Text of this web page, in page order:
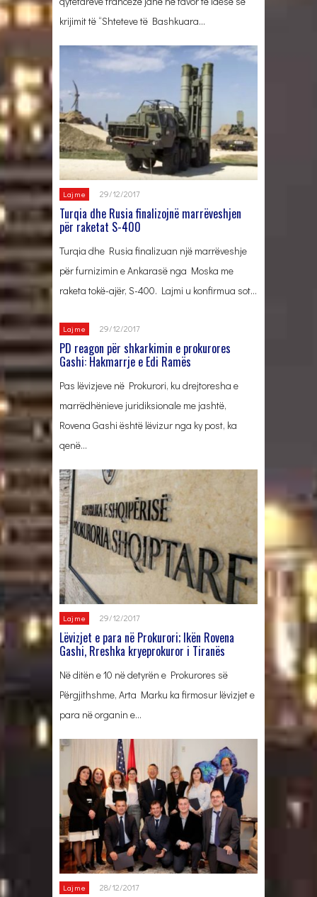
krijimit të “Shteteve të Bashkuara…
Lajme 29/12/2017
Turqia dhe Rusia finalizojnë marrëveshjen
për raketat S-400
Turqia dhe Rusia finalizuan një marrëveshje
për furnizimin e Ankarasë nga Moska me
raketa tokë-ajër, S-400. Lajmi u konfirmua sot…
Lajme 29/12/2017
PD reagon për shkarkimin e prokurores
Gashi: Hakmarrje e Edi Ramës
Pas lëvizjeve në Prokurori, ku drejtoresha e
marrëdhënieve juridiksionale me jashtë,
Rovena Gashi është lëvizur nga ky post, ka
qenë…
Lajme 29/12/2017
Lëvizjet e para në Prokurori; Ikën Rovena
Gashi, Rreshka kryeprokuror i Tiranës
Në ditën e 10 në detyrën e Prokurores së
Përgjithshme, Arta Marku ka firmosur lëvizjet e
para në organin e…
Lajme 28/12/2017